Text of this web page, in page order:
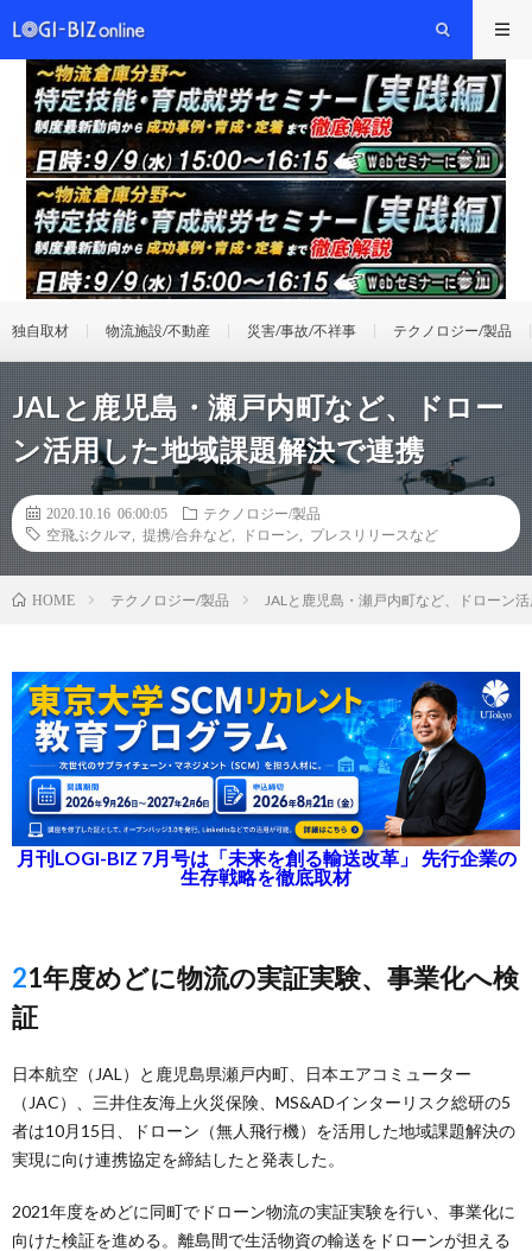
独自取材 物流施設/不動産 災害/事故/不祥事 テクノロジー/製品
JALと鹿児島・瀬戸内町など、ドロー
ン活用した地域課題解決で連携
2020.10.16 06:00:05
テクノロジー/製品
空飛ぶクルマ
提携/合弁など ドローン プレスリリースなど
HOME テクノロジー/製品 JALと鹿児島・瀬戸内町など、ドローン
月刊LOGI-BIZ 7月号は「未来を創る輸送改革」 先行企業の
生存戦略を徹底取材
21年度めどに物流の実証実験、事業化へ検
証
日本航空（JAL）と鹿児島県瀬戸内町、日本エアコミューター
（JAC）、三井住友海上火災保険、MS&ADインターリスク総研の5
者は10月15日、ドローン（無人飛行機）を活用した地域課題解決の
実現に向け連携協定を締結したと発表した。
2021年度をめどに同町でドローン物流の実証実験を行い、事業化に
向けた検証を進める。離島間で生活物資の輸送をドローンが担える